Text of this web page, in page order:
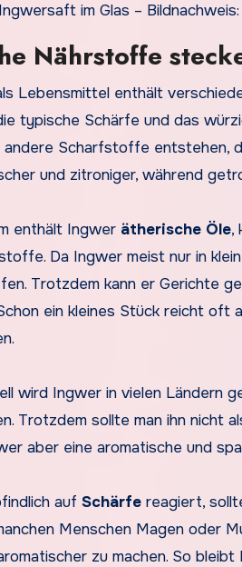
im Glas –
Nährstoffe
Lebensmittel enthält
typische Schärfe und das
Scharfstoffe entstehen,
und zitroniger, während
enthält Ingwer ätherische Öle,
Da Ingwer meist nur in
Trotzdem kann er Gerichte
ein kleines Stück reicht oft
wird Ingwer in vielen Ländern
Trotzdem sollte man ihn nicht
aber eine aromatische und
auf Schärfe reagiert,
Menschen Magen oder
zu machen. So